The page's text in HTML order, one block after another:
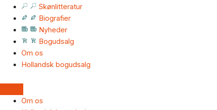
Skønlitteratur
Biografier
Nyheder
Bogudsalg
Om os
Hollandsk bogudsalg
Om os